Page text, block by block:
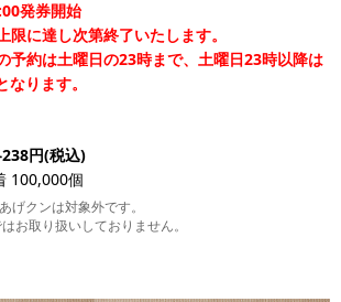
発券開始
に達し次第終了いたします。
予約は土曜日の23時まで、土曜日23時以降は
ります。
円(税込)
100,000個
クンは対象外です。
お取り扱いしておりません。